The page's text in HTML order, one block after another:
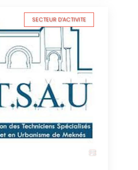
SECTEUR D'ACTIVITE